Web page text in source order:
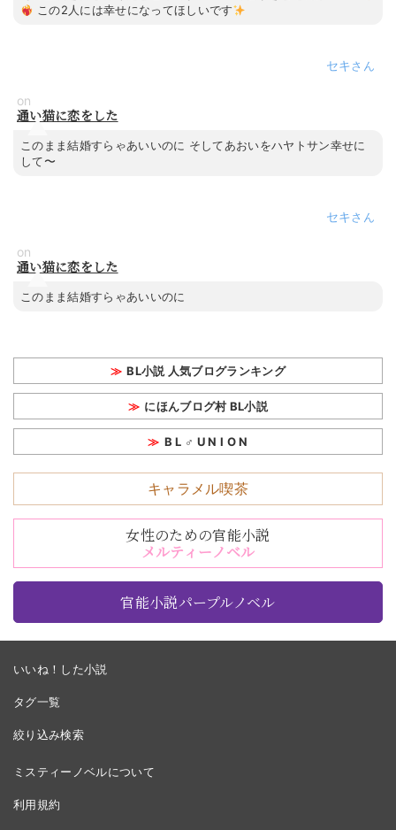
この2人には幸せになってほしいです
セキ
on
通い猫に恋をした
このまま結婚すらゃあいいのに そしてあおいをハヤトサン幸せに
して〜
セキ
on
通い猫に恋をした
このまま結婚すらゃあいいのに
BL小説 人気ブログランキング
にほんブログ村 BL小説
B L ♂ U N I O N
キャラメル喫茶
女性のための官能小説
メルティーノベル
官能小説パープルノベル
いいね！した小説
タグ一覧
絞り込み検索
ミスティーノベルについて
利用規約